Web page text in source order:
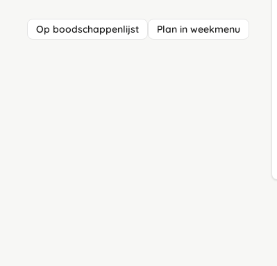
Op boodschappenlijst Plan in weekmenu